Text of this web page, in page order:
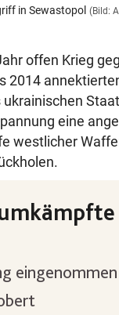
in Sewastopol (Bild:
offen Krieg
2014
eine
westlicher